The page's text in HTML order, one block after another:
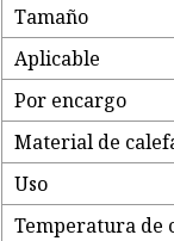
Tamaño
Aplicable
Por encargo
Material de
Uso
Temperatura de